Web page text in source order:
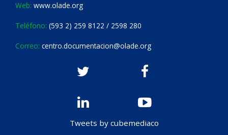
Web: www.olade.org
Teléfono: (593 2) 259 8122 / 2598 280
Correo: centro.documentacion@olade.org
Tweets by cubemediaco